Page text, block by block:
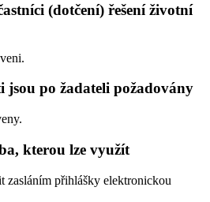
(dotčení) řešení životní
jsou po žadateli požadovány
kterou lze využít
zasláním přihlášky elektronickou